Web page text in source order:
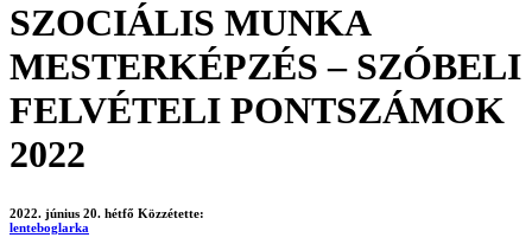
SZOCIÁLIS MUNKA
MESTERKÉPZÉS – SZÓBELI
FELVÉTELI PONTSZÁMOK
2022
2022. június 20. hétfő Közzétette:
lenteboglarka